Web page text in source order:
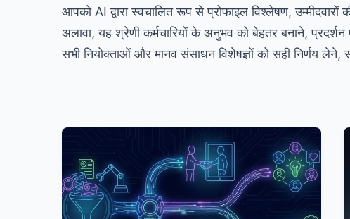
आपको AI द्वारा स्वचालित रूप से प्रोफाइल विश्लेषण,
अलावा, यह श्रेणी कर्मचारियों के अनुभव को बेहतर बनाने,
सभी नियोक्ताओं और मानव संसाधन विशेषज्ञों को सही निर्णय